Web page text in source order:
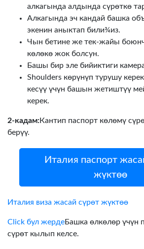
алкагында алдында сүрөткө
Алкагында эч кандай башка
экенин аныктап били¾из.
Чын бетине же тек-жайы
көлөкө жок болсун.
Башы бир эле бийиктиги
Shoulders көрүнүп турушу
кесүү үчүн башын жетиштүү
керек.
2-кадам:Кантип паспорт көлөмү
берүү.
Италия паспорт
жүктөө
Италия виза жасай сүрөт жүктөө
Click бул жердеБашка өлкөлөр үчүн
сүрөт кылып келсе.